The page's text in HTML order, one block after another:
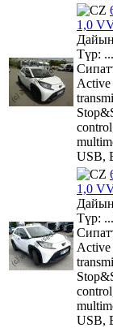
1,0
Түр: ...
Active
USB,
1,0
Түр: ...
Active
USB,